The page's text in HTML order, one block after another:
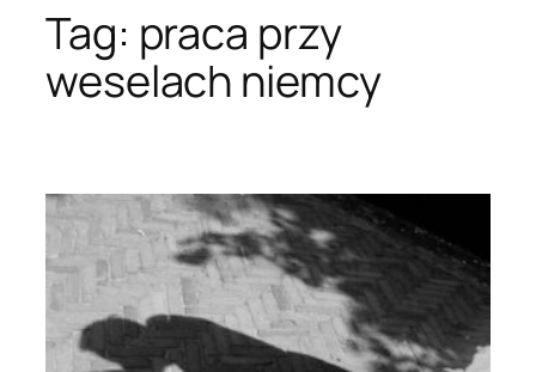
Tag: praca przy
weselach niemcy